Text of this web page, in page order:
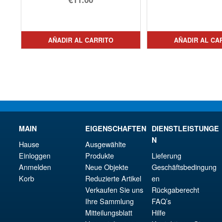
era:
€12.28.
actual
es:
AÑADIR AL CARRITO
era:
es:
AÑADIR AL
MAIN
Hause
Einloggen
Anmelden
Korb
EIGENSCHAFTEN
Ausgewählte
Produkte
Neue Objekte
Reduzierte Artikel
Verkaufen Sie uns
Ihre Sammlung
Mitteilungsblatt
DIENSTLEISTUNGE
N
Lieferung
Geschäftsbedingung
en
Rückgaberecht
FAQ’s
Hilfe